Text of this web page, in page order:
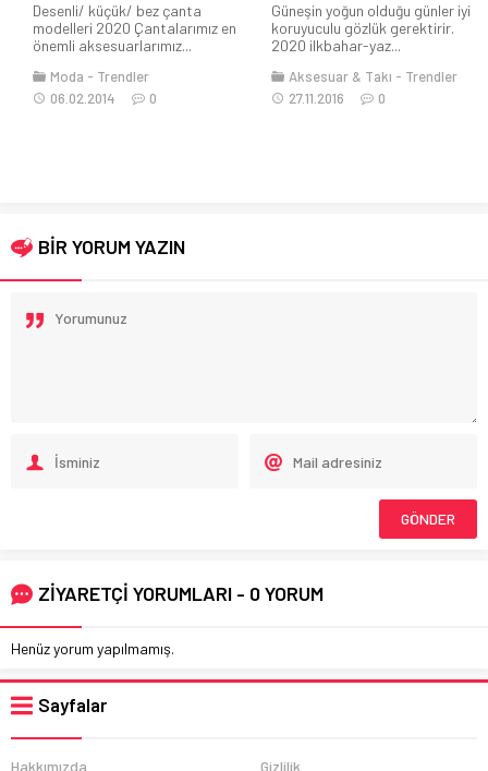
Güneşin yoğun olduğu günler iyi
koruyuculu gözlük gerektirir.
2020 ilkbahar-yaz...
Aksesuar & Takı
27.11.2016
0
Giyim kategorisinin
vazgeçilmez ürünlerinden biri
olan şallar, kombinleri
BİR YORUM YAZIN
ZİYARETÇİ YORUMLARI - 0 YORUM
Henüz yorum yapılmamış.
Sayfalar
Hakkımızda Gizlilik